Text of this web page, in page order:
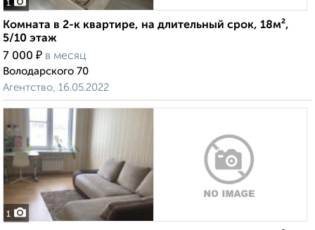
1
Комната в 2-к квартире, на длительный срок, 18м²,
5/10 этаж
7 000 ₽ в месяц
Володарского 70
Агентство, 16.05.2022
1